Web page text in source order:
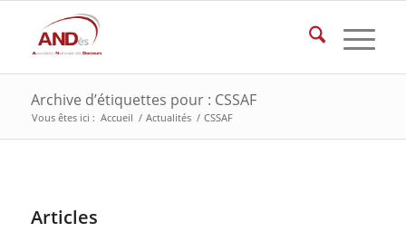
Archive d’étiquettes pour : CSSAF
Vous êtes ici : Accueil / Actualités / CSSAF
Articles